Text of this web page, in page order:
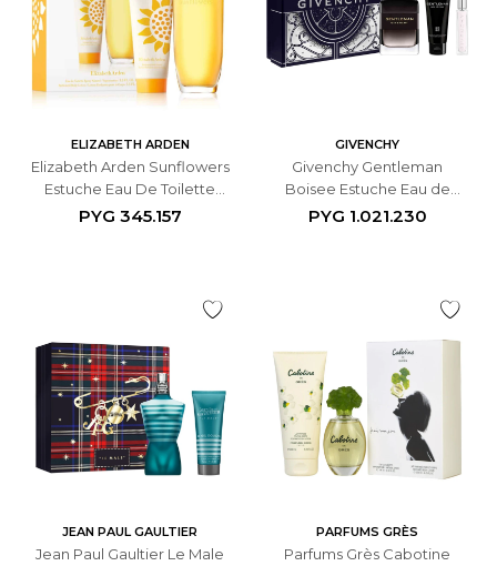
ELIZABETH ARDEN
Elizabeth Arden Sunflowers
Estuche Eau De Toilette
100ml + Loción Corporal
PYG 345.157
GIVENCHY
Givenchy Gentleman
Boisee Estuche Eau de
Parfum 100ml +10ml + Gel de
PYG 1.021.230
JEAN PAUL GAULTIER
Jean Paul Gaultier Le Male
PARFUMS GRÈS
Parfums Grès Cabotine